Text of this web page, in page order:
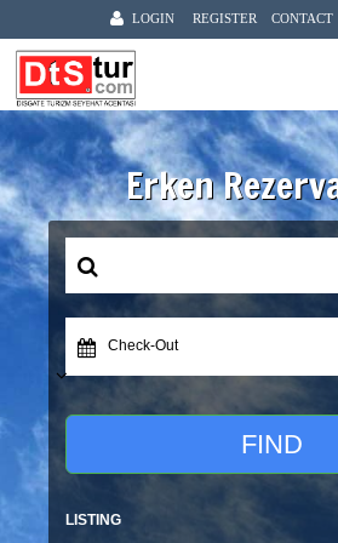
LOGIN REGISTER CONTACT
Erken
Check-Out
FIND
LISTING